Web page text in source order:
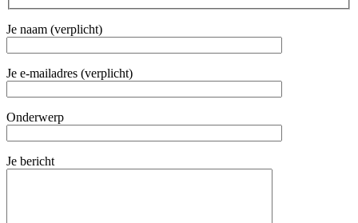
Je naam (verplicht)
Je e-mailadres (verplicht)
Onderwerp
Je bericht